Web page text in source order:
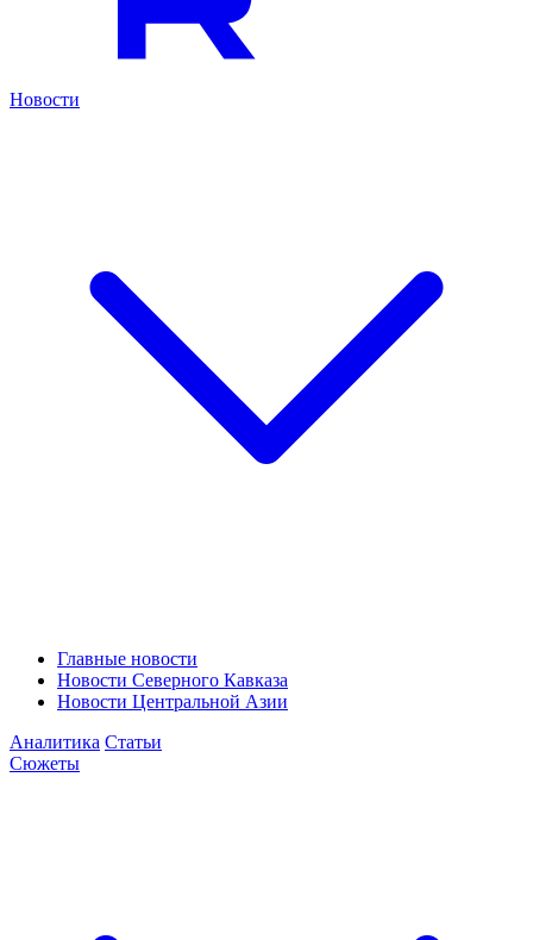
Новости
Главные новости
Новости Северного Кавказа
Новости Центральной Азии
Аналитика Статьи
Сюжеты